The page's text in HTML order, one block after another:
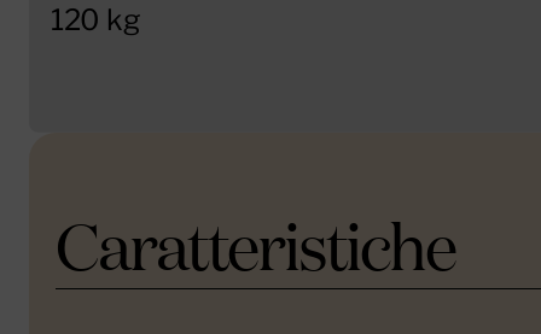
120 kg
Caratteristiche